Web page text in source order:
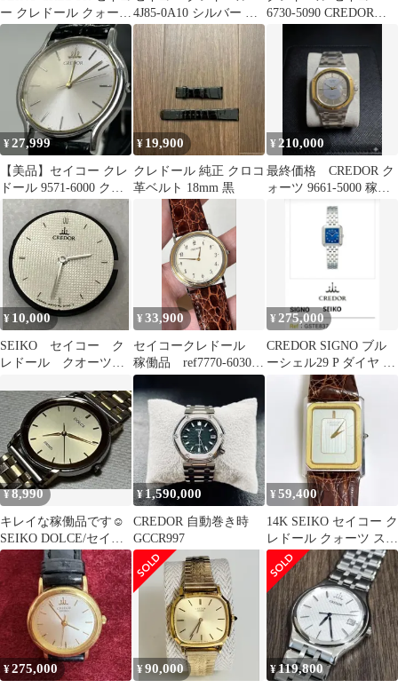
ー クレドール クォーツ
メンズ 腕時計 5A74-
4J85-0A10 シルバー ク
ォーツ レディース 時計
6730-5090 CREDOR
ア オクタゴン 14Kゴー
ルド シルバー 24.5mm
1983年製 電池交換済
【６ヶ月保証】 CH607
¥27,999
【美品】セイコー クレ
ドール 9571-6000 クォ
ーツ メンズ レザー
¥ 19,900
クレドール 純正 クロコ
革ベルト 18mm 黒
¥ 210,000
最終価格 CREDOR ク
ォーツ 9661-5000 稼働
¥ 10,000
SEIKO セイコー ク
レドール クオーツ
¥33,900
セイコークレドール
稼働品 ref7770-6030
メンズ 1987年11月
¥275,000
CREDOR SIGNO ブル
ーシェル29 P ダイヤ レ
ディース
¥8,990
キレイな稼働品です☺︎
SEIKO DOLCE/セイコ
ードルチェメンズウォ
ッチ
¥1,590,000
CREDOR 自動巻き時
GCCR997
¥59,400
14K SEIKO セイコー ク
レドール クォーツ スク
エア メンズ 腕時計
¥275,000 ¥90,000 ¥119,800